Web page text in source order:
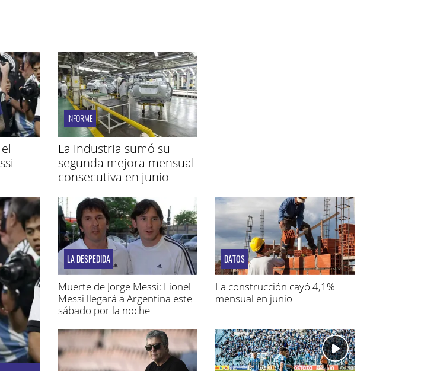
INFORME
La industria sumó su
segunda mejora mensual
consecutiva en junio
LA DESPEDIDA
Muerte de Jorge Messi: Lionel
Messi llegará a Argentina este
sábado por la noche
DATOS
La construcción cayó 4,1%
mensual en junio